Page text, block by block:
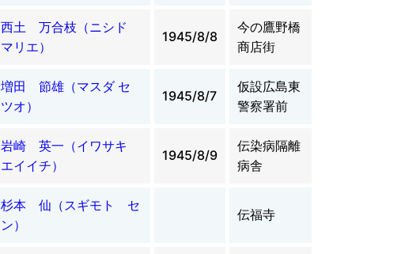
西土 万合枝（ニシド
マリエ）
1945/8/8
今の鷹野橋
商店街
増田 節雄（マスダ セ
ツオ）
1945/8/7
仮設広島東
警察署前
岩崎 英一（イワサキ
エイイチ）
1945/8/9
伝染病隔離
病舎
杉本 仙（スギモト セ
ン）
伝福寺